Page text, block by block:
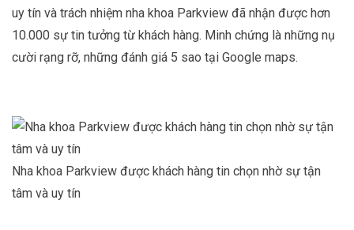
uy tín và trách nhiệm nha khoa Parkview đã nhận được hơn
10.000 sự tin tưởng từ khách hàng. Minh chứng là những nụ
cười rạng rỡ, những đánh giá 5 sao tại Google maps.
Nha khoa Parkview được khách hàng tin chọn nhờ sự tận
tâm và uy tín